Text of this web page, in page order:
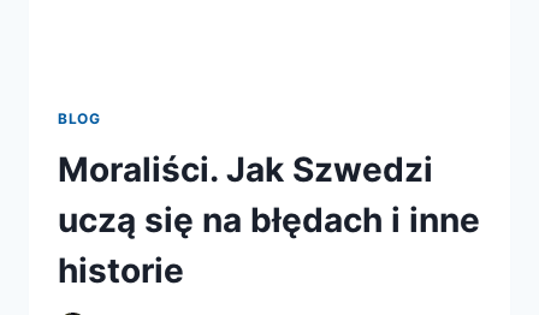
BLOG
Moraliści. Jak Szwedzi
uczą się na błędach i inne
historie